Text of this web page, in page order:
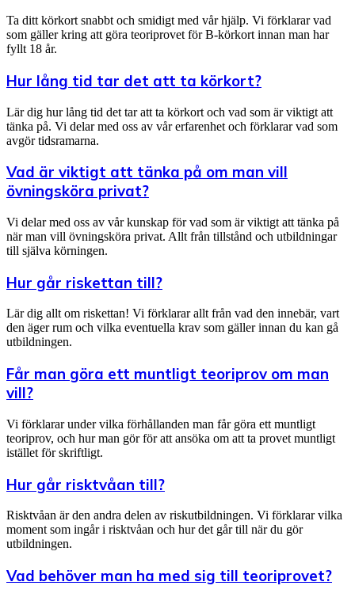
Ta ditt körkort snabbt och smidigt med vår hjälp. Vi förklarar vad
som gäller kring att göra teoriprovet för B-körkort innan man har
fyllt 18 år.
Hur lång tid tar det att ta körkort?
Lär dig hur lång tid det tar att ta körkort och vad som är viktigt att
tänka på. Vi delar med oss av vår erfarenhet och förklarar vad som
avgör tidsramarna.
Vad är viktigt att tänka på om man vill
övningsköra privat?
Vi delar med oss av vår kunskap för vad som är viktigt att tänka på
när man vill övningsköra privat. Allt från tillstånd och utbildningar
till själva körningen.
Hur går riskettan till?
Lär dig allt om riskettan! Vi förklarar allt från vad den innebär, vart
den äger rum och vilka eventuella krav som gäller innan du kan gå
utbildningen.
Får man göra ett muntligt teoriprov om man
vill?
Vi förklarar under vilka förhållanden man får göra ett muntligt
teoriprov, och hur man gör för att ansöka om att ta provet muntligt
istället för skriftligt.
Hur går risktvåan till?
Risktvåan är den andra delen av riskutbildningen. Vi förklarar vilka
moment som ingår i risktvåan och hur det går till när du gör
utbildningen.
Vad behöver man ha med sig till teoriprovet?